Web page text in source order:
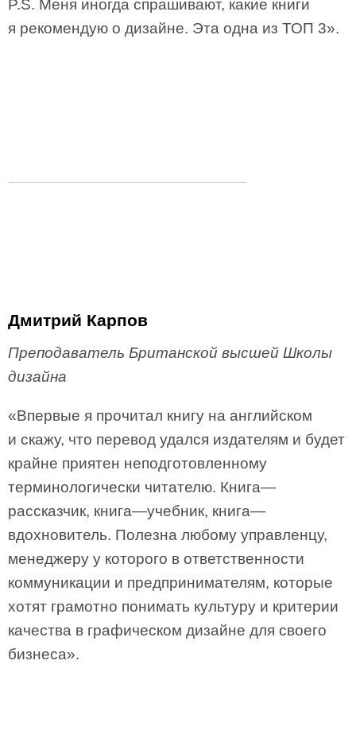
P.S. Меня иногда спрашивают, какие книги
я рекомендую о дизайне. Эта одна из ТОП 3».
Дмитрий Карпов
Преподаватель Британской высшей Школы
дизайна
«Впервые я прочитал книгу на английском
и скажу, что перевод удался издателям и будет
крайне приятен неподготовленному
терминологически читателю. Книга—
рассказчик, книга—учебник, книга—
вдохновитель. Полезна любому управленцу,
менеджеру у которого в ответственности
коммуникации и предпринимателям, которые
хотят грамотно понимать культуру и критерии
качества в графическом дизайне для своего
бизнеса».